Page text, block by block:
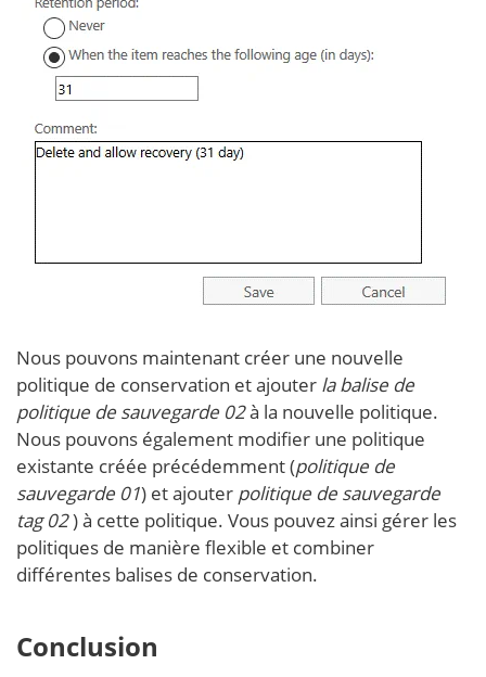
Nous pouvons maintenant créer une nouvelle
politique de conservation et ajouter la balise de
politique de sauvegarde 02à la nouvelle politique.
Nous pouvons également modifier une politique
existante créée précédemment (politique de
sauvegarde 01) et ajouter politique de sauvegarde
tag 02) à cette politique. Vous pouvez ainsi gérer les
politiques de manière flexible et combiner
différentes balises de conservation.
Conclusion